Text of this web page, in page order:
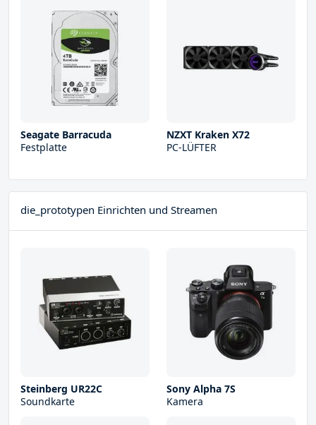
Seagate Barracuda
Festplatte
NZXT Kraken X72
PC-LÜFTER
die_prototypen Einrichten und Streamen
Steinberg UR22С
Soundkarte
Sony Alpha 7S
Kamera